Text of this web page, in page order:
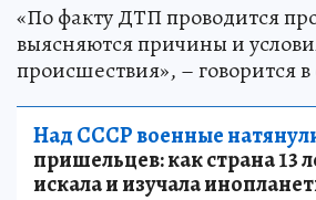
«По факту ДТП проводится
выясняются причины и
происшествия», – говорится
Над СССР военные
пришельцев: как страна 13
искала и изучала